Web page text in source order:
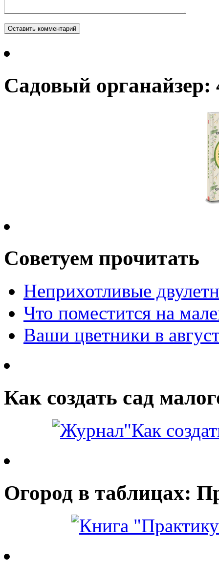
Садовый органайзер:
Советуем прочитать
Неприхотливые
Что поместится на
Ваши цветники в
Как создать сад
Огород в таблицах: